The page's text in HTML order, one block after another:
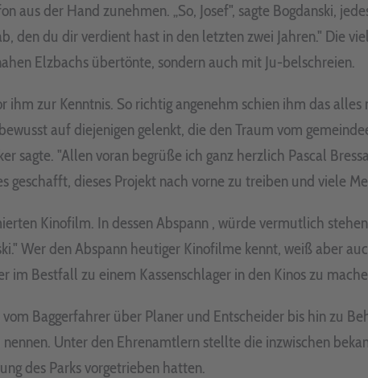
aus der Hand zunehmen. „So, Josef", sagte Bogdanski,
den du dir verdient hast in den letzten zwei Jahren." Die
Elzbachs übertönte, sondern auch mit Ju-belschreien.
zur Kenntnis. So richtig angenehm schien ihm das
auf diejenigen gelenkt, die den Traum vom
sagte. "Allen voran begrüße ich ganz herzlich Pascal
geschafft, dieses Projekt nach vorne zu treiben und viele
Kinofilm. In dessen Abspann , würde vermutlich
Wer den Abspann heutiger Kinofilme kennt, weiß aber
Bestfall zu einem Kassenschlager in den Kinos zu
Baggerfahrer über Planer und Entscheider bis hin zu
Unter den Ehrenamtlern stellte die inzwischen
des Parks vorgetrieben hatten.